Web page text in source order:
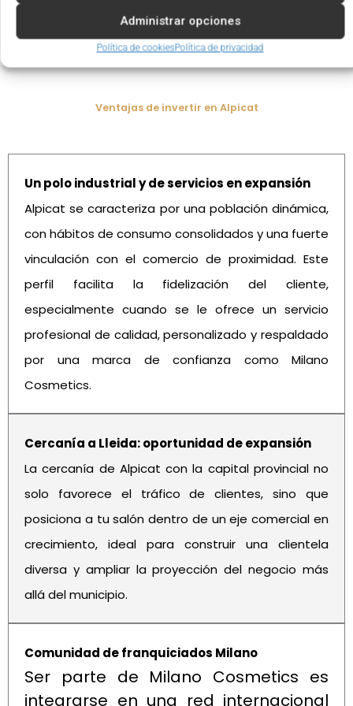
Administrar opciones
Política de cookiesPolítica de privacidad
Ventajas de invertir en Alpicat
Un polo industrial y de servicios en expansión
Alpicat se caracteriza por una población dinámica,
con hábitos de consumo consolidados y una fuerte
vinculación con el comercio de proximidad. Este
perfil facilita la fidelización del cliente,
especialmente cuando se le ofrece un servicio
profesional de calidad, personalizado y respaldado
por una marca de confianza como Milano
Cosmetics.
Cercanía a Lleida: oportunidad de expansión
La cercanía de Alpicat con la capital provincial no
solo favorece el tráfico de clientes, sino que
posiciona a tu salón dentro de un eje comercial en
crecimiento, ideal para construir una clientela
diversa y ampliar la proyección del negocio más
allá del municipio.
Comunidad de franquiciados Milano
Ser parte de Milano Cosmetics es
integrarse en una red internacional